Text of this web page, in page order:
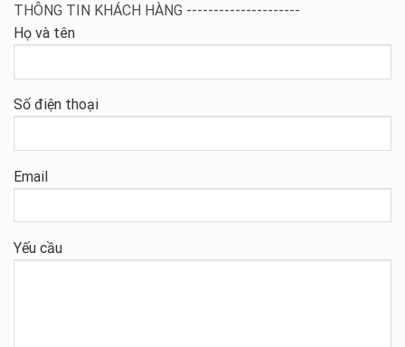
THÔNG TIN KHÁCH HÀNG ---------------------
Họ và tên
Số điện thoại
Email
Yếu cầu